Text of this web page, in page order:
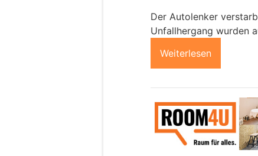
Der Autolenker
Unfallhergang wurden
Weiterlesen